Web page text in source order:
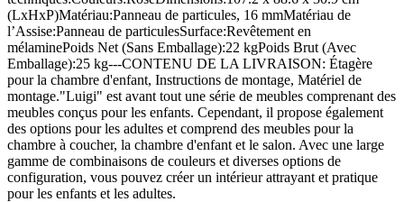
(LxHxP)Matériau:Panneau de particules, 16 mmMatériau de
l’Assise:Panneau de particulesSurface:Revêtement en
mélaminePoids Net (Sans Emballage):22 kgPoids Brut (Avec
Emballage):25 kg---CONTENU DE LA LIVRAISON: Étagère
pour la chambre d'enfant, Instructions de montage, Matériel de
montage."Luigi" est avant tout une série de meubles comprenant des
meubles conçus pour les enfants. Cependant, il propose également
des options pour les adultes et comprend des meubles pour la
chambre à coucher, la chambre d'enfant et le salon. Avec une large
gamme de combinaisons de couleurs et diverses options de
configuration, vous pouvez créer un intérieur attrayant et pratique
pour les enfants et les adultes.